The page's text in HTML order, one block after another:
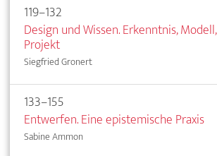
119–132
Design und Wissen. Erkenntnis, Modell,
Projekt
Siegfried Gronert
133–155
Entwerfen. Eine epistemische Praxis
Sabine Ammon